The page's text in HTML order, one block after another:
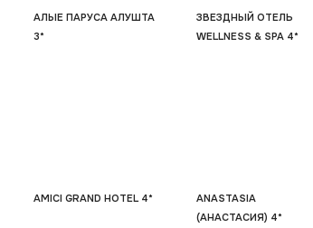
АЛЫЕ ПАРУСА АЛУШТА
3*
ЗВЕЗДНЫЙ ОТЕЛЬ
WELLNESS & SPA 4*
AMICI GRAND HOTEL 4*
ANASTASIA
(АНАСТАСИЯ) 4*